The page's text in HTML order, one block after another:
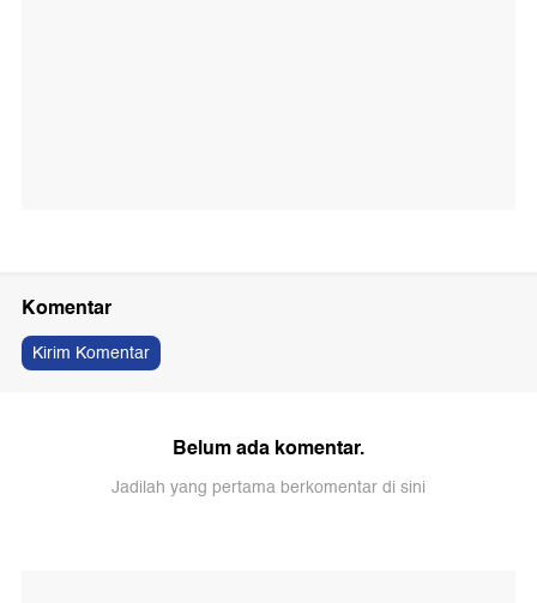
Komentar
Kirim Komentar
Belum ada komentar.
Jadilah yang pertama berkomentar di sini